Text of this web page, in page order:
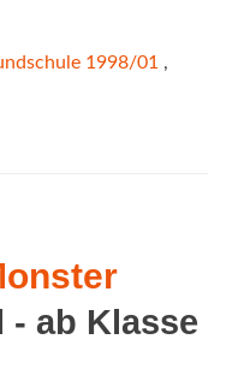
1998/01 ,
- ab Klasse